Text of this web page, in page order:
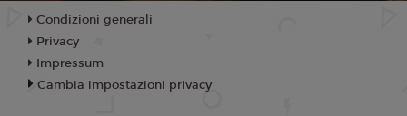
Condizioni generali
Privacy
Impressum
Cambia impostazioni privacy